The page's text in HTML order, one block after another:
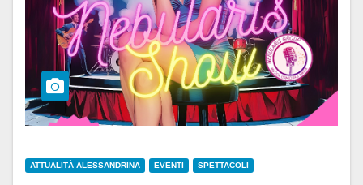
ATTUALITÀ ALESSANDRINA EVENTI SPETTACOLI